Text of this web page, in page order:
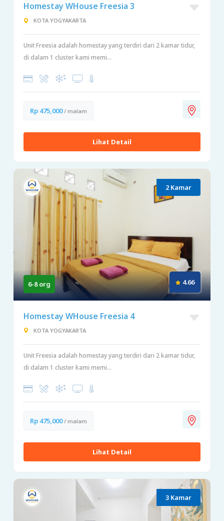
Homestay WHouse Freesia 3
KOTA YOGYAKARTA
Unit Freesia adalah homestay yang terdiri dari 2 kamar tidur,
di dalam 1 cluster kami memi...
Rp 475,000/ malam
Lihat Detail
2 Kamar
6-8 org 4.66
Homestay WHouse Freesia 4
KOTA YOGYAKARTA
Unit Freesia adalah homestay yang terdiri dari 2 kamar tidur,
di dalam 1 cluster kami memi...
Rp 475,000/ malam
Lihat Detail
3 Kamar